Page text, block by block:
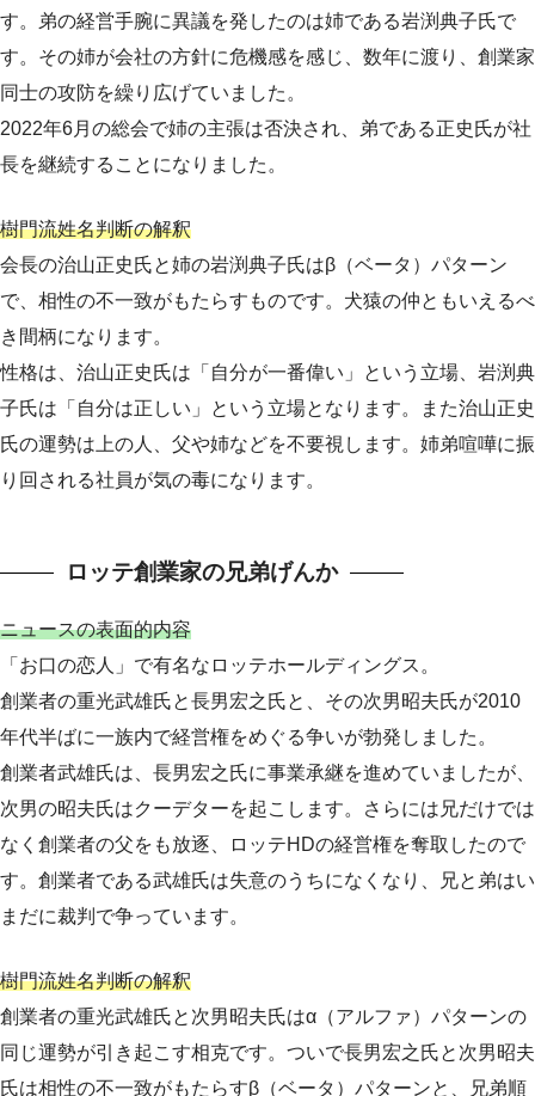
す。弟の経営手腕に異議を発したのは姉である岩渕典子氏で
す。その姉が会社の方針に危機感を感じ、数年に渡り、創業家
同士の攻防を繰り広げていました。
2022年6月の総会で姉の主張は否決され、弟である正史氏が社
長を継続することになりました。
樹門流姓名判断の解釈
会長の治山正史氏と姉の岩渕典子氏はβ（ベータ）パターン
で、相性の不一致がもたらすものです。犬猿の仲ともいえるべ
き間柄になります。
性格は、治山正史氏は「自分が一番偉い」という立場、岩渕典
子氏は「自分は正しい」という立場となります。また治山正史
氏の運勢は上の人、父や姉などを不要視します。姉弟喧嘩に振
り回される社員が気の毒になります。
ロッテ創業家の兄弟げんか
ニュースの表面的内容
「お口の恋人」で有名なロッテホールディングス。
創業者の重光武雄氏と長男宏之氏と、その次男昭夫氏が2010
年代半ばに一族内で経営権をめぐる争いが勃発しました。
創業者武雄氏は、長男宏之氏に事業承継を進めていましたが、
次男の昭夫氏はクーデターを起こします。さらには兄だけでは
なく創業者の父をも放逐、ロッテHDの経営権を奪取したので
す。創業者である武雄氏は失意のうちになくなり、兄と弟はい
まだに裁判で争っています。
樹門流姓名判断の解釈
創業者の重光武雄氏と次男昭夫氏はα（アルファ）パターンの
同じ運勢が引き起こす相克です。ついで長男宏之氏と次男昭夫
氏は相性の不一致がもたらすβ（ベータ）パターンと、兄弟順